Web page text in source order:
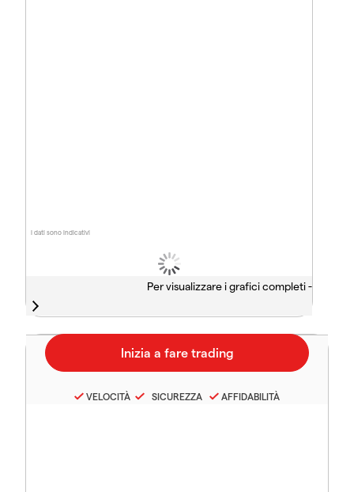
I dati sono indicativi
Per visualizzare i grafici completi -
VELOCITÀ SICUREZZA AFFIDABILITÀ